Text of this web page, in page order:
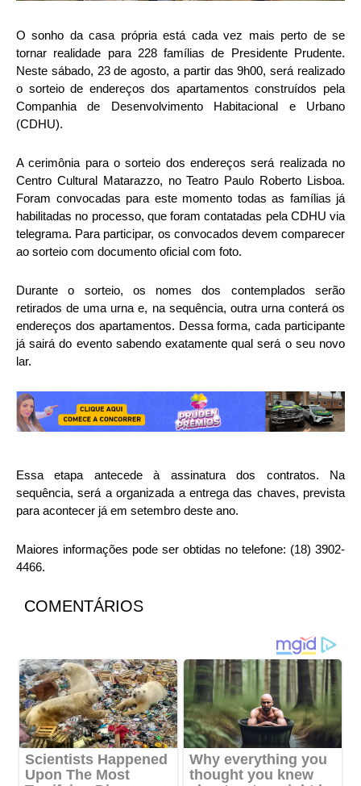
O sonho da casa própria está cada vez mais perto de se
tornar realidade para 228 famílias de Presidente Prudente.
Neste sábado, 23 de agosto, a partir das 9h00, será realizado
o sorteio de endereços dos apartamentos construídos pela
Companhia de Desenvolvimento Habitacional e Urbano
(CDHU).
A cerimônia para o sorteio dos endereços será realizada no
Centro Cultural Matarazzo, no Teatro Paulo Roberto Lisboa.
Foram convocadas para este momento todas as famílias já
habilitadas no processo, que foram contatadas pela CDHU via
telegrama. Para participar, os convocados devem comparecer
ao sorteio com documento oficial com foto.
Durante o sorteio, os nomes dos contemplados serão
retirados de uma urna e, na sequência, outra urna conterá os
endereços dos apartamentos. Dessa forma, cada participante
já sairá do evento sabendo exatamente qual será o seu novo
lar.
Essa etapa antecede à assinatura dos contratos. Na
sequência, será a organizada a entrega das chaves, prevista
para acontecer já em setembro deste ano.
Maiores informações pode ser obtidas no telefone: (18) 3902-
4466.
COMENTÁRIOS